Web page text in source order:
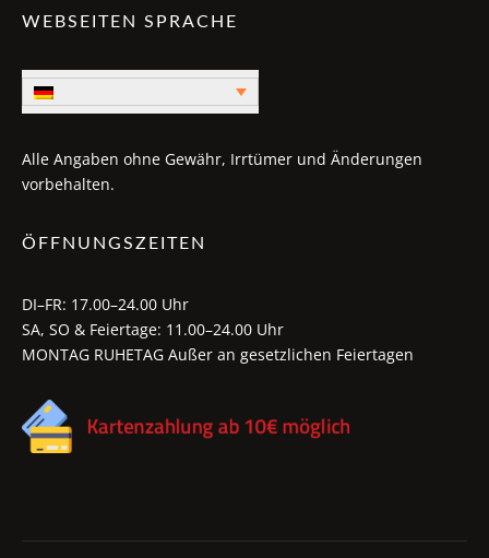
WEBSEITEN SPRACHE
Alle Angaben ohne Gewähr, Irrtümer und Änderungen
vorbehalten.
ÖFFNUNGSZEITEN
DI–FR: 17.00–24.00 Uhr
SA, SO & Feiertage: 11.00–24.00 Uhr
MONTAG RUHETAG Außer an gesetzlichen Feiertagen